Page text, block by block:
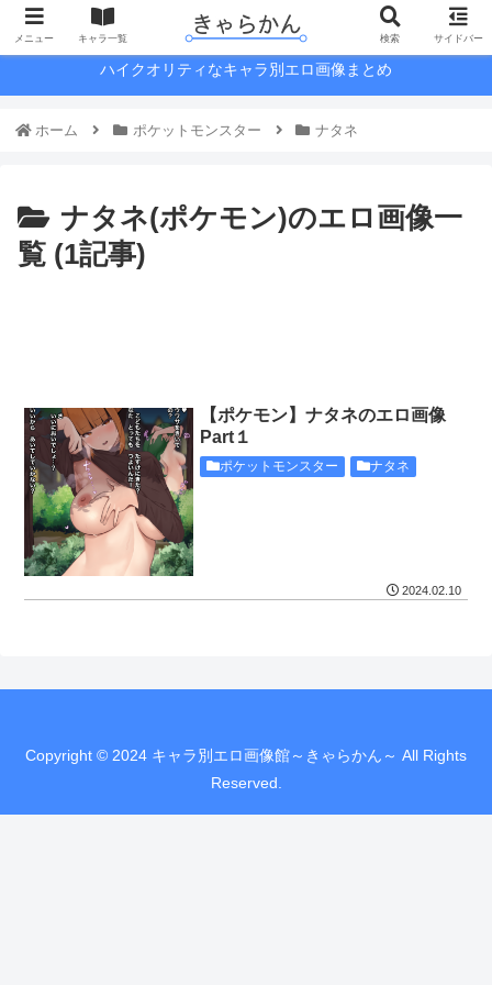
ハイクオリティなキャラ別エロ画像まとめ
ホーム ポケットモンスター ナタネ
ナタネ(ポケモン)のエロ画像一
覧 (1記事)
【ポケモン】ナタネのエロ画像
Part１
ポケットモンスター ナタネ
2024.02.10
Copyright © 2024 キャラ別エロ画像館～きゃらかん～ All Rights
Reserved.
メニュー キャラ一覧 検索 サイドバー